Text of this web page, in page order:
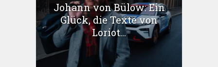
Johann von Bülow: Ein
Glück, die Texte von
Loriot...